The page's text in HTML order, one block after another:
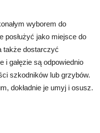
wyborem do
posłużyć jako miejsce do
także dostarczyć
i gałęzie są odpowiednio
szkodników lub grzybów.
dokładnie je umyj i osusz.